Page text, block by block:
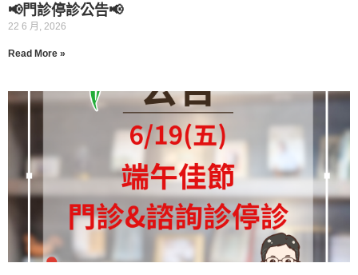
📢門診停診公告📢
22 6 月, 2026
Read More »